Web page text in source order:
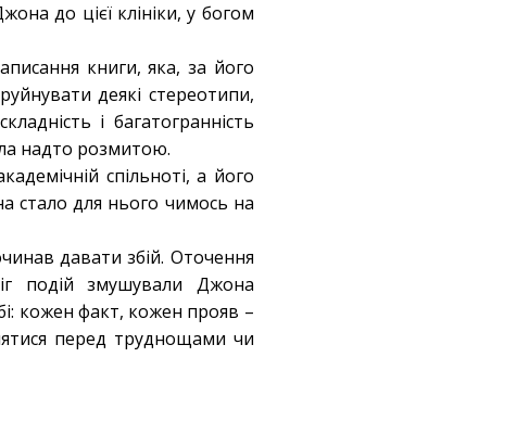
до цієї клініки, у богом
книги, яка, за його
деякі стереотипи,
і багатогранність
надто розмитою.
спільноті, а його
стало для нього чимось на
давати збій. Оточення
подій змушували Джона
кожен факт, кожен прояв –
перед труднощами чи